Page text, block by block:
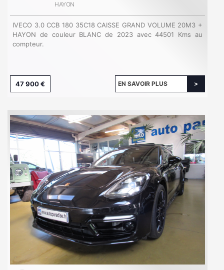
HAYON
IVECO 3.0 CCB 180 35C18 CAISSE GRAND VOLUME 20M3 +
HAYON de couleur BLANC de 2023 avec 44501 Kms au
compteur.
47 900 € EN SAVOIR PLUS